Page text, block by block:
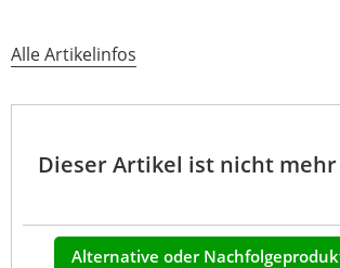
Alle Artikelinfos
Dieser Artikel ist nicht
Alternative oder